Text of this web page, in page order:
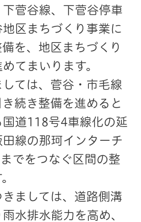
菅谷線、下菅谷停車
区まちづくり事業に
を、地区まちづくり
てまいります。
ては、菅谷・市毛線
続き整備を進めると
道118号4車線化の延
線の那珂インターチ
でをつなぐ区間の整
ましては、道路側溝
水排水能力を高め、